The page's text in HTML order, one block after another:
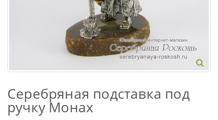
Серебряная подставка под
ручку Монах